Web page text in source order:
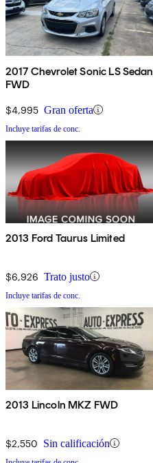
2017 Chevrolet Sonic LS Sedan
FWD
$4,995 Gran oferta
Incluye tarifas de conc.
2013 Ford Taurus Limited
$6,926 Trato justo
Incluye tarifas de conc.
2013 Lincoln MKZ FWD
$2,550 Sin calificación